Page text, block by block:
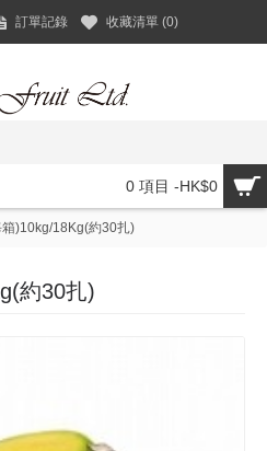
訂單記錄 收藏清單 (0)
0 項目 -HK$0
)10kg/18Kg(約30扎)
約30扎)